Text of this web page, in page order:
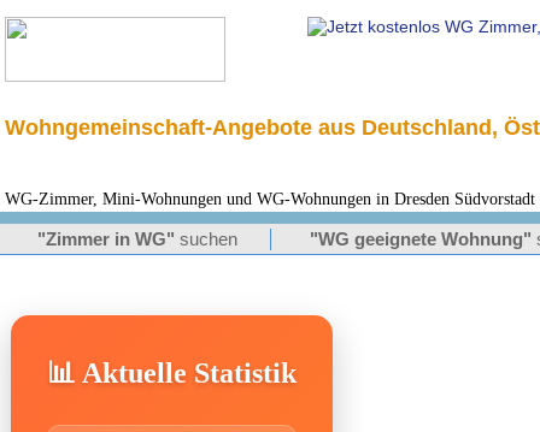
Wohngemeinschaft-Angebote aus Deutschland,
WG-Zimmer, Mini-Wohnungen und WG-Wohnungen in Dresden
"Zimmer in WG" suchen "WG geeignete Wohnung"
📊 Aktuelle Statistik